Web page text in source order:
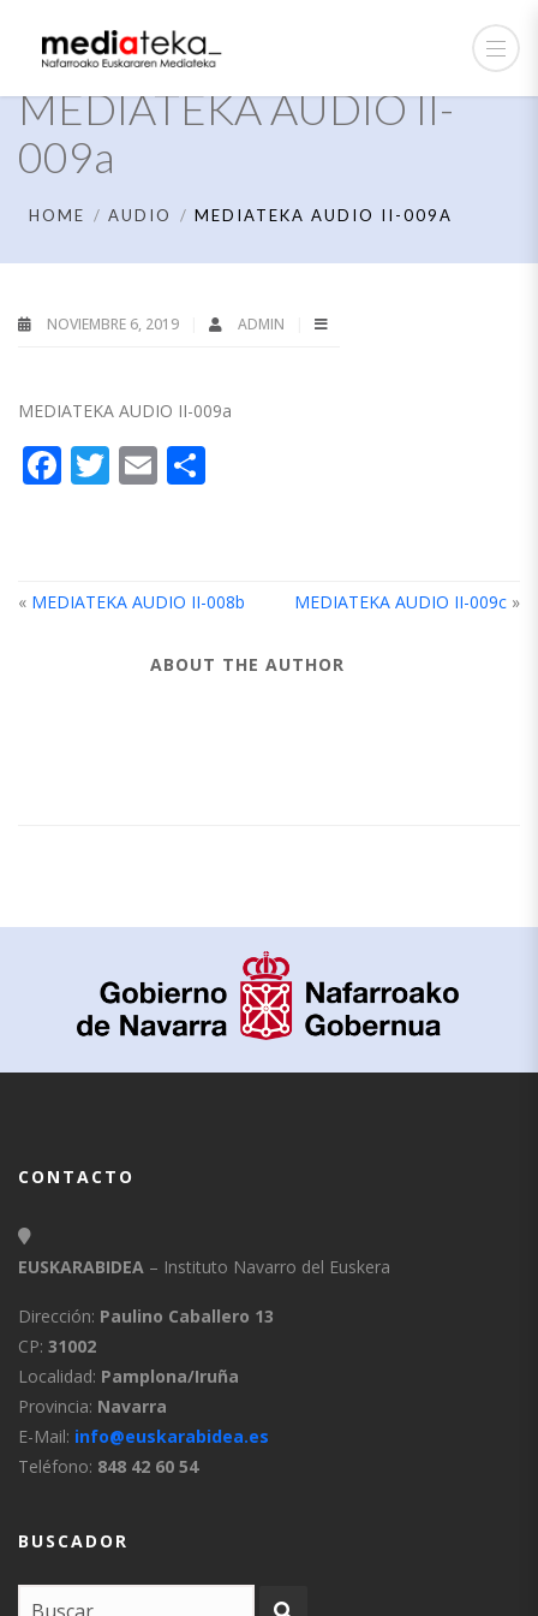
MEDIATEKA AUDIO II-
009a
HOME AUDIO MEDIATEKA AUDIO II-009A
NOVIEMBRE 6, 2019 ADMIN
MEDIATEKA AUDIO II-009a
Facebook
Twitter
Email
« MEDIATEKA AUDIO II-008b MEDIATEKA AUDIO II-009c »
ABOUT THE AUTHOR
CONTACTO
EUSKARABIDEA – Instituto Navarro del Euskera
Dirección: Paulino Caballero 13
CP: 31002
Localidad: Pamplona/Iruña
Provincia: Navarra
E-Mail: info@euskarabidea.es
Teléfono: 848 42 60 54
BUSCADOR